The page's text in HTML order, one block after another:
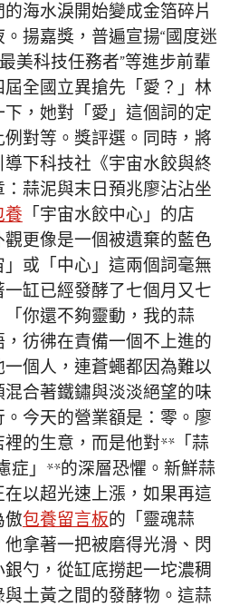
海水淚開始變成金箔碎片
揚嘉獎，普遍宣揚“國度迷
美科技任務者”等進步前輩
全國立異搶先「愛？」林
，她對「愛」這個詞的定
對等。獎評選。同時，將
下科技社《宇宙水餃與終
蒜泥與末日預兆廖沾沾坐
養「宇宙水餃中心」的店
更像是一個被遺棄的藍色
或「中心」這兩個詞毫無
缸已經發酵了七個月又七
你還不夠靈動，我的蒜
彷彿在責備一個不上進的
個人，連蒼蠅都因為難以
合著鐵鏽與淡淡絕望的味
今天的營業額是：零。廖
的生意，而是他對**「蒜
症」**的深層恐懼。新鮮蒜
以超光速上漲，如果再這
傲包養留言板的「靈魂蒜
拿著一把被磨得光滑、閃
勺，從缸底撈起一坨濃稠
土黃之間的發酵物。這蒜